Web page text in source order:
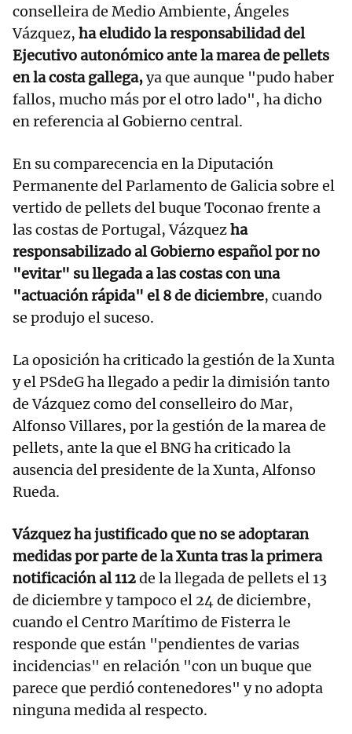
conselleira de Medio Ambiente, Ángeles
Vázquez, ha eludido la responsabilidad del
Ejecutivo autonómico ante la marea de pellets
en la costa gallega,ya que aunque "pudo haber
fallos, mucho más por el otro lado", ha dicho
en referencia al Gobierno central.
En su comparecencia en la Diputación
Permanente del Parlamento de Galicia sobre el
vertido de pellets del buque Toconao frente a
las costas de Portugal, Vázquezha
responsabilizado al Gobierno español por no
"evitar" su llegada a las costas con una
"actuación rápida" el 8 de diciembre, cuando
se produjo el suceso.
La oposición ha criticado la gestión de la Xunta
y el PSdeG ha llegado a pedir la dimisión tanto
de Vázquez como del conselleiro do Mar,
Alfonso Villares, por la gestión de la marea de
pellets, ante la que el BNG ha criticado la
ausencia del presidente de la Xunta, Alfonso
Rueda.
Vázquez ha justificado que no se adoptaran
medidas por parte de la Xunta tras la primera
notificación al 112de la llegada de pellets el 13
de diciembre y tampoco el 24 de diciembre,
cuando el Centro Marítimo de Fisterra le
responde que están "pendientes de varias
incidencias" en relación "con un buque que
parece que perdió contenedores" y no adopta
ninguna medida al respecto.